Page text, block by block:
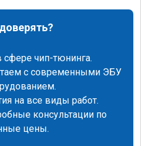
чип-тюнинга.
с современными ЭБУ
на все виды работ.
консультации по
цены.